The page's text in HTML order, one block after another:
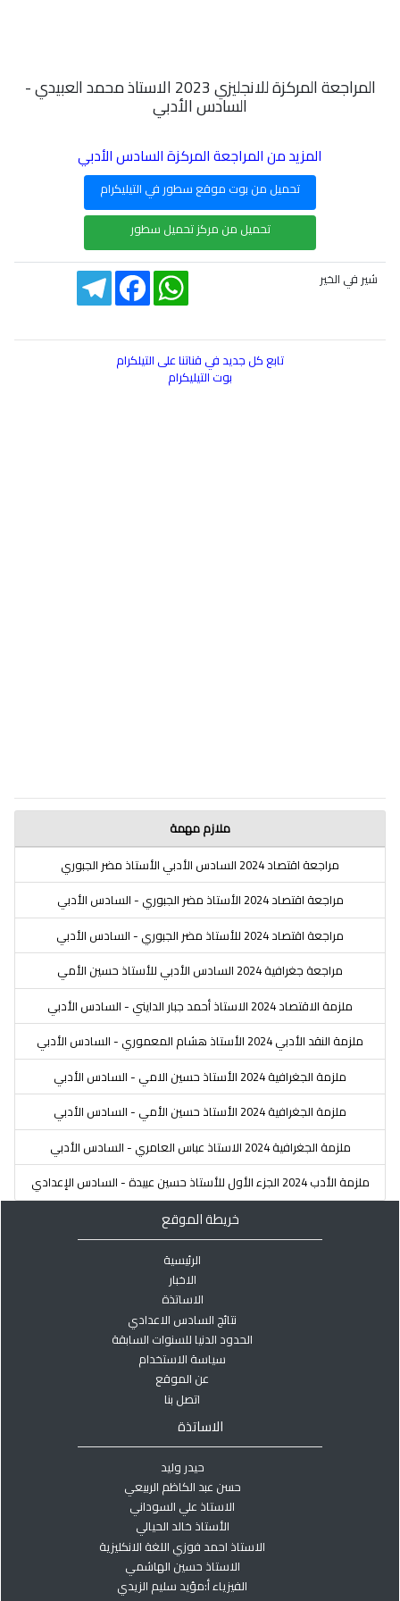
المراجعة المركزة للانجليزي 2023 الاستاذ محمد العبيدي -
السادس الأدبي
المزيد من المراجعة المركزة السادس الأدبي
تحميل من بوت موقع سطور في التيليكرام
تحميل من مركز تحميل سطور
شير في الخير TelegramFacebookWhatsApp
تابع كل جديد في قناتنا على التيلكرام
بوت التيليكرام
ملازم مهمة
مراجعة اقتصاد 2024 السادس الأدبي الأستاذ مضر الجبوري
مراجعة اقتصاد 2024 الأستاذ مضر الجبوري - السادس الأدبي
مراجعة اقتصاد 2024 للأستاذ مضر الجبوري - السادس الأدبي
مراجعة جغرافية 2024 السادس الأدبي للأستاذ حسين الأمي
ملزمة الاقتصاد 2024 الاستاذ أحمد جبار الدايني - السادس الأدبي
ملزمة النقد الأدبي 2024 الأستاذ هشام المعموري - السادس الأدبي
ملزمة الجغرافية 2024 الأستاذ حسين الامي - السادس الأدبي
ملزمة الجغرافية 2024 الأستاذ حسين الأمي - السادس الأدبي
ملزمة الجغرافية 2024 الاستاذ عباس العامري - السادس الأدبي
ملزمة الأدب 2024 الجزء الأول للأستاذ حسين عبيدة - السادس الإعدادي
خريطة الموقع
الرئيسية
الاخبار
الاساتذة
نتائج السادس الاعدادي
الحدود الدنيا للسنوات السابقة
سياسة الاستخدام
عن الموقع
اتصل بنا
الاساتذة
حيدر وليد
حسن عبد الكاظم الربيعي
الاستاذ علي السوداني
الأستاذ خالد الحيالي
الاستاذ احمد فوزي اللغة الانكليزية
الاستاذ حسين الهاشمي
الفيزياء أ:مؤيد سليم الزيدي